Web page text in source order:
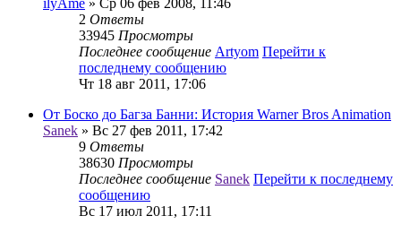
ilyAme » Ср 06 фев 2008, 11:46
2 Ответы
33945 Просмотры
Последнее сообщение Artyom Перейти к
последнему сообщению
Чт 18 авг 2011, 17:06
От Боско до Багза Банни: История Warner Bros Animation
Sanek » Вс 27 фев 2011, 17:42
9 Ответы
38630 Просмотры
Последнее сообщение Sanek Перейти к последнему
сообщению
Вс 17 июл 2011, 17:11